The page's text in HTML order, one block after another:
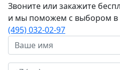
Звоните или закажите
и мы поможем с выбором в
(495) 032-02-97